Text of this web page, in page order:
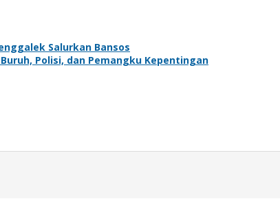
Salurkan Bansos
Polisi, dan Pemangku Kepentingan